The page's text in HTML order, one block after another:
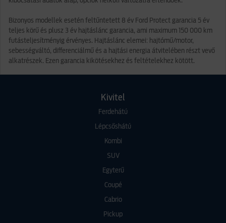
Bizonyos modellek esetén feltűntetett 8 év Ford Protect garancia 5 év
teljes körű és plusz 3 év hajtáslánc garancia, ami maximum 150 000 km
futásteljesítményig érvényes. Hajtáslánc elemei: hajtómű/motor,
sebességváltó, differenciálmű és a hajtási energia átvitelében részt vevő
alkatrészek. Ezen garancia kikötésekhez és feltételekhez kötött.
Kivitel
Ferdehátú
Lépcsőshátú
Kombi
SUV
Egyterű
Coupé
Cabrio
Pickup